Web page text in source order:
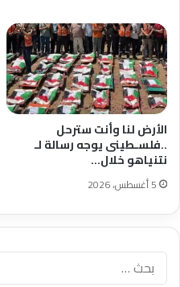
الأرض لنا وأنت سترحل
..فلسـطينى يوجه رسالة لـ
نتنياهو خلال…
5 أغسطس، 2026